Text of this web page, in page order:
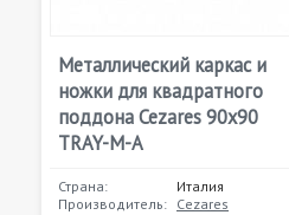
Металлический каркас и
ножки для квадратного
поддона Cezares 90х90
TRAY-M-A
Страна:
Италия
Производитель: Cezares